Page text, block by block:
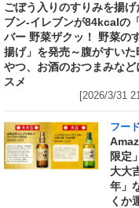
ごぼう入りのすりみを揚げ
ブン‐イレブンが84kcalの
バー 野菜ザクッ！ 野菜の
揚げ」を発売～腹がすいた
やつ、お酒のおつまみなど
スメ
[2026/3/31
フード
限定
大大
年」
くか